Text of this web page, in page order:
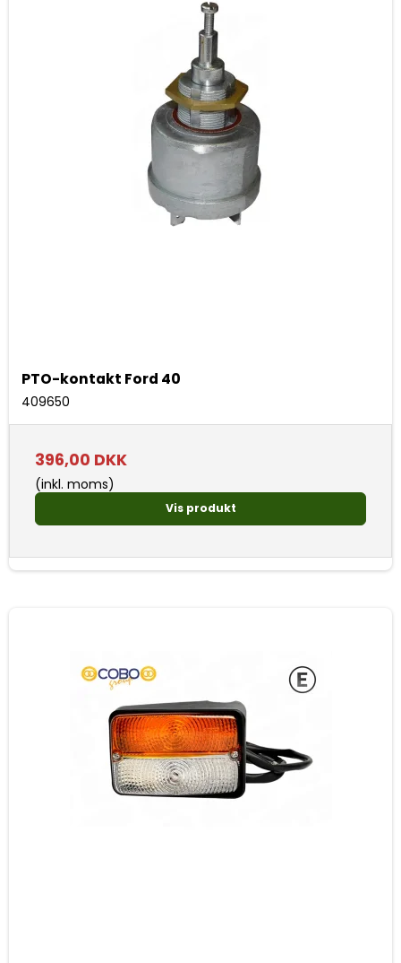
PTO-kontakt Ford 40
409650
396,00 DKK
(inkl. moms)
Vis produkt